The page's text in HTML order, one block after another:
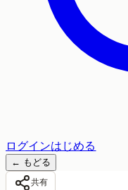
ログインはじめる
← もどる
共有